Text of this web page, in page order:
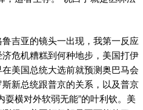
吉亚的镜头一出现，我第一反应
危机糟糕到何种地步，美国打伊
美国总统大选前就预测奥巴马会
新总统跟普京的关系，以及普京
耍横对外软弱无能”的叶利钦。美